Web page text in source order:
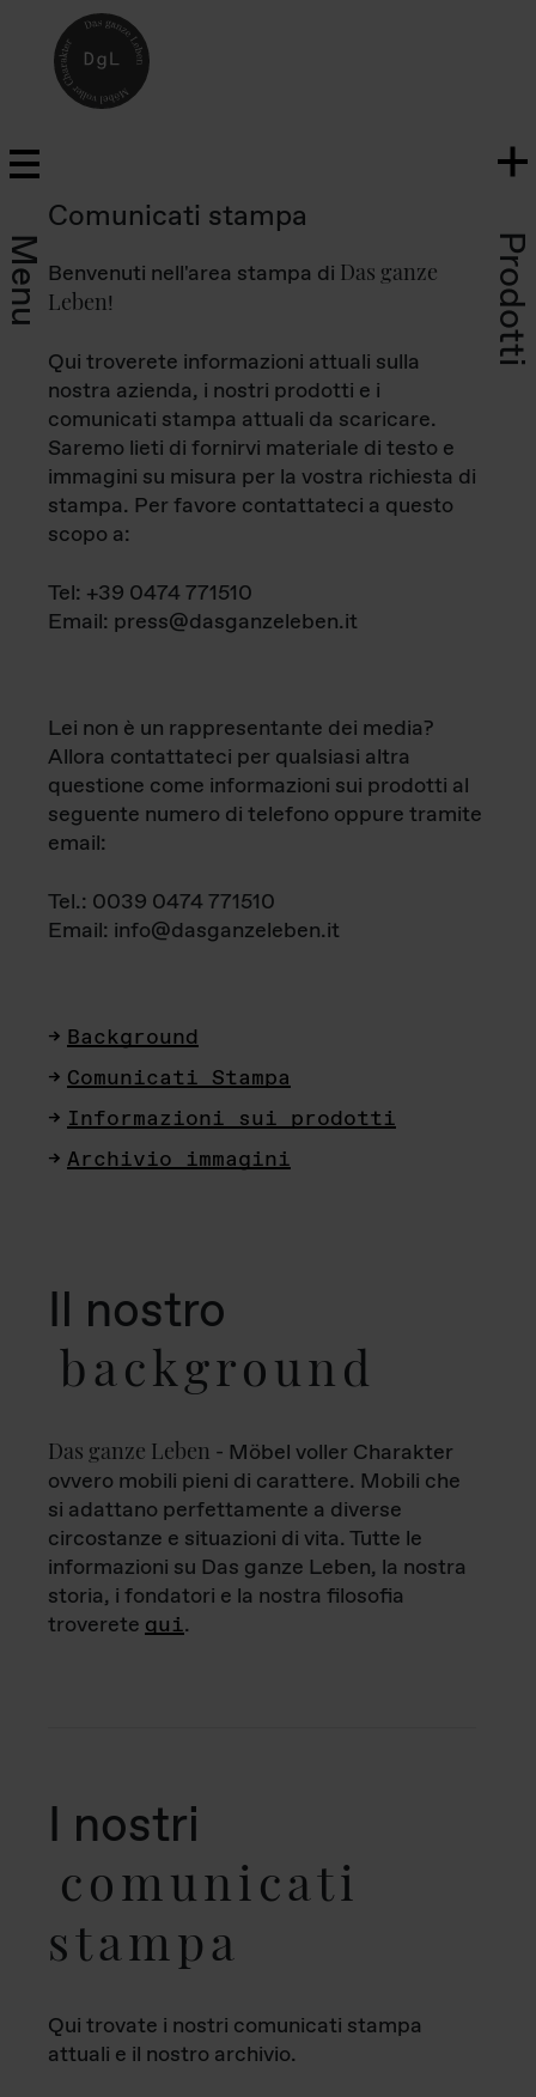
Menu Prodotti
Comunicati stampa
Benvenuti nell'area stampa di Das ganze
Leben!
Qui troverete informazioni attuali sulla
nostra azienda, i nostri prodotti e i
comunicati stampa attuali da scaricare.
Saremo lieti di fornirvi materiale di testo e
immagini su misura per la vostra richiesta di
stampa. Per favore contattateci a questo
scopo a:
Tel: +39 0474 771510
Email: press@dasganzeleben.it
Lei non è un rappresentante dei media?
Allora contattateci per qualsiasi altra
questione come informazioni sui prodotti al
seguente numero di telefono oppure tramite
email:
Tel.: 0039 0474 771510
Email: info@dasganzeleben.it
Background
Comunicati Stampa
Informazioni sui prodotti
Archivio immagini
Il nostro
background
Das ganze Leben - Möbel voller Charakter
ovvero mobili pieni di carattere. Mobili che
si adattano perfettamente a diverse
circostanze e situazioni di vita. Tutte le
informazioni su Das ganze Leben, la nostra
storia, i fondatori e la nostra filosofia
troverete qui.
I nostri
comunicati
stampa
Qui trovate i nostri comunicati stampa
attuali e il nostro archivio.